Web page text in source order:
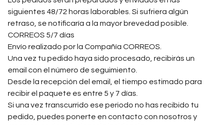
siguientes 48/72 horas laborables. Si sufriera algún
retraso, se notificaría a la mayor brevedad posible.
CORREOS 5/7 días
Envío realizado por la Compañía CORREOS.
Una vez tu pedido haya sido procesado, recibirás un
email con el número de seguimiento.
Desde la recepción del email, el tiempo estimado para
recibir el paquete es entre 5 y 7 días.
Si una vez transcurrido ese periodo no has recibido tu
pedido, puedes ponerte en contacto con nosotros y